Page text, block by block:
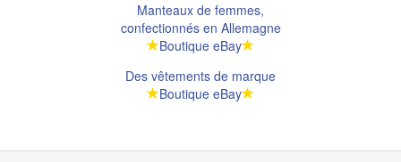
Manteaux de femmes,
confectionnés en Allemagne
Boutique eBay
Des vêtements de marque
Boutique eBay